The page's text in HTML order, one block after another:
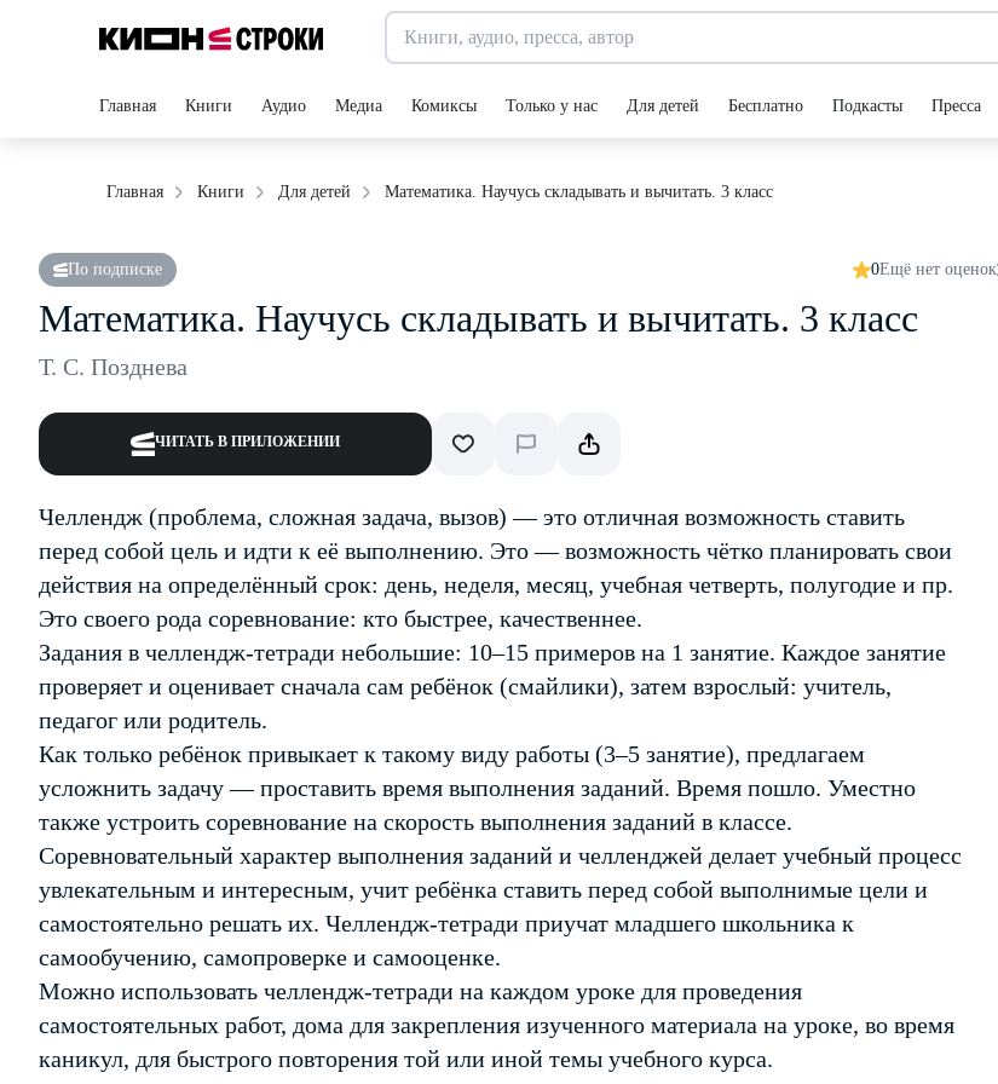
Главная Книги Аудио Медиа Комиксы Только у нас Для детей Бесплатно Подкасты Пресса
Главная Книги Для детей Математика. Научусь складывать и вычитать. 3 класс
По подписке 0Ещё нет оценок
Математика. Научусь складывать и вычитать. 3 класс
Т. С. Позднева
ЧИТАТЬ В ПРИЛОЖЕНИИ
Челлендж (проблема, сложная задача, вызов) — это отличная возможность ставить
перед собой цель и идти к её выполнению. Это — возможность чётко планировать свои
действия на определённый срок: день, неделя, месяц, учебная четверть, полугодие и пр.
Это своего рода соревнование: кто быстрее, качественнее.
Задания в челлендж-тетради небольшие: 10–15 примеров на 1 занятие. Каждое занятие
проверяет и оценивает сначала сам ребёнок (смайлики), затем взрослый: учитель,
педагог или родитель.
Как только ребёнок привыкает к такому виду работы (3–5 занятие), предлагаем
усложнить задачу — проставить время выполнения заданий. Время пошло. Уместно
также устроить соревнование на скорость выполнения заданий в классе.
Соревновательный характер выполнения заданий и челленджей делает учебный процесс
увлекательным и интересным, учит ребёнка ставить перед собой выполнимые цели и
самостоятельно решать их. Челлендж-тетради приучат младшего школьника к
самообучению, самопроверке и самооценке.
Можно использовать челлендж-тетради на каждом уроке для проведения
самостоятельных работ, дома для закрепления изученного материала на уроке, во время
каникул, для быстрого повторения той или иной темы учебного курса.